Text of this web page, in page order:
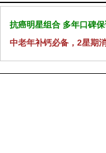
抗癌明星组合 多年口碑
中老年补钙必备，2星期